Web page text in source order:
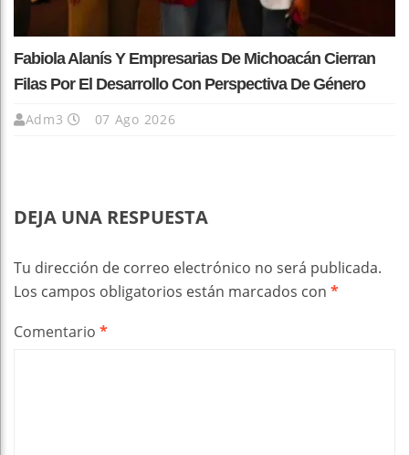
Fabiola Alanís Y Empresarias De Michoacán Cierran
Filas Por El Desarrollo Con Perspectiva De Género
Adm3 07 Ago 2026
DEJA UNA RESPUESTA
Tu dirección de correo electrónico no será publicada.
Los campos obligatorios están marcados con *
Comentario *